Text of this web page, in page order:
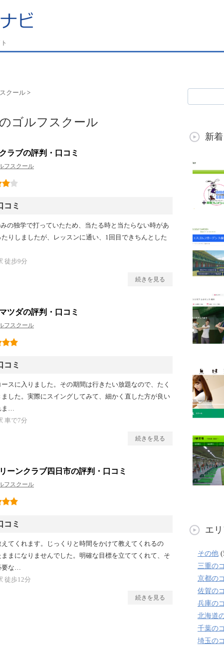
クール >
ゴルフスクール
ラブの評判・口コミ
フスクール
コミ
の独学で打っていたため、当たる時と当たらない時があ
りしましたが、レッスンに通い、1回目できちんとした
徒步9分
続きを見る
ツダの評判・口コミ
フスクール
コミ
スに入りました。その期間は行きたい放題なので、たく
した。実際にスイングしてみて、細かく直した方が良い
ま…
車で7分
続きを見る
ーンクラブ四日市の評判・口コミ
フスクール
コミ
てくれます。じっくりと時間をかけて教えてくれるの
まになりませんでした。明確な目標を立ててくれて、そ
要な…
徒歩12分
続きを見る
新
エ
その他
三重の
京都の
佐賀の
兵庫の
北海道
千葉の
埼玉の